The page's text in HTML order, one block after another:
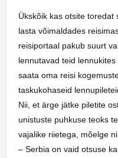
Ükskõik kas otsite toredat
lasta võimaldades
reisiportaal pakub suurt
lennutavad teid
saata oma reisi
taskukohaseid
Nii, et ärge jätke piletite
unistuste puhkuse teoks
vajalike riietega, mõelge
– Serbia on vaid otsuse